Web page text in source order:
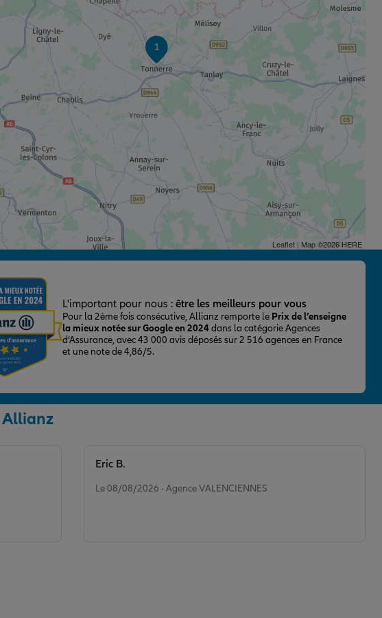
1
Leaflet| Map ©2026HERE
L'important pour nous : être les meilleurs pour vous
Pour la 2ème fois consécutive, Allianz remporte le Prix de l’enseigne
la mieux notée sur Google en 2024dans la catégorie Agences
d’Assurance, avec 43 000 avis déposés sur 2 516 agences en France
et une note de 4,86/5.
Allianz
Le 08/08/2026 - Agence VALENCIENNES
Eric B.